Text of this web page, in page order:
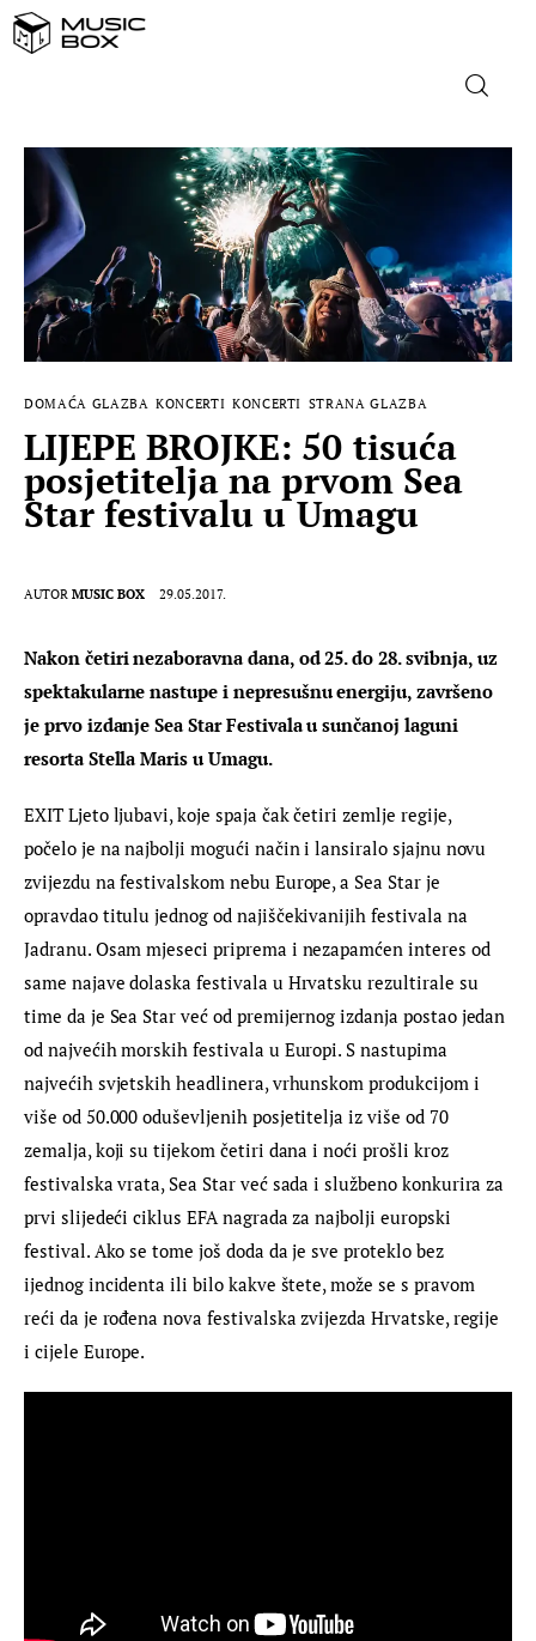
NASLOVNICA
DOMAĆA GLAZBA
STRANA GLAZBA
MUSIC BOX
DOMAĆA GLAZBA KONCERTI KONCERTI STRANA GLAZBA
LIJEPE BROJKE: 50 tisuća
posjetitelja na prvom Sea
Star festivalu u Umagu
AUTOR MUSIC BOX 29.05.2017.
Nakon četiri nezaboravna dana, od 25. do 28. svibnja, uz
spektakularne nastupe i nepresušnu energiju, završeno
je prvo izdanje Sea Star Festivala u sunčanoj laguni
resorta Stella Maris u Umagu.
EXIT Ljeto ljubavi, koje spaja čak četiri zemlje regije,
počelo je na najbolji mogući način i lansiralo sjajnu novu
zvijezdu na festivalskom nebu Europe, a Sea Star je
opravdao titulu jednog od najiščekivanijih festivala na
Jadranu. Osam mjeseci priprema i nezapamćen interes od
same najave dolaska festivala u Hrvatsku rezultirale su
time da je Sea Star već od premijernog izdanja postao jedan
od najvećih morskih festivala u Europi. S nastupima
najvećih svjetskih headlinera, vrhunskom produkcijom i
više od 50.000 oduševljenih posjetitelja iz više od 70
zemalja, koji su tijekom četiri dana i noći prošli kroz
festivalska vrata, Sea Star već sada i službeno konkurira za
prvi slijedeći ciklus EFA nagrada za najbolji europski
festival. Ako se tome još doda da je sve proteklo bez
ijednog incidenta ili bilo kakve štete, može se s pravom
reći da je rođena nova festivalska zvijezda Hrvatske, regije
i cijele Europe.